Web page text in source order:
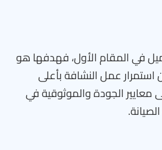
في المقام الأول، فهدفها هو
عمل النشافة بأعلى
الجودة والموثوقية في